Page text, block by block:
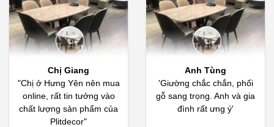
Chị Giang
"Chị ở Hưng Yên nên mua
online, rất tin tưởng vào
chất lượng sản phẩm của
Plitdecor"
Anh Tùng
'Giường chắc chắn, phối
gỗ sang trọng. Anh và gia
đình rất ưng ý'